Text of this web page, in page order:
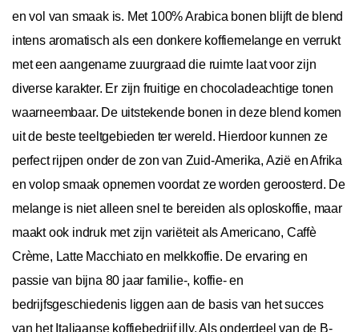
en vol van smaak is. Met 100% Arabica bonen blijft de blend
intens aromatisch als een donkere koffiemelange en verrukt
met een aangename zuurgraad die ruimte laat voor zijn
diverse karakter. Er zijn fruitige en chocoladeachtige tonen
waarneembaar. De uitstekende bonen in deze blend komen
uit de beste teeltgebieden ter wereld. Hierdoor kunnen ze
perfect rijpen onder de zon van Zuid-Amerika, Azië en Afrika
en volop smaak opnemen voordat ze worden geroosterd. De
melange is niet alleen snel te bereiden als oploskoffie, maar
maakt ook indruk met zijn variëteit als Americano, Caffè
Crème, Latte Macchiato en melkkoffie. De ervaring en
passie van bijna 80 jaar familie-, koffie- en
bedrijfsgeschiedenis liggen aan de basis van het succes
van het Italiaanse koffiebedrijf illy. Als onderdeel van de B-